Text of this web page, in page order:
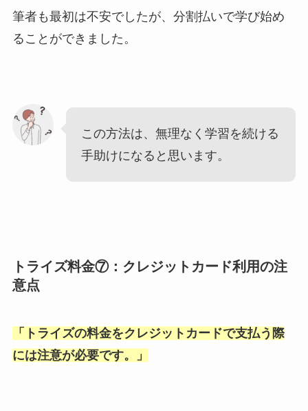
筆者も最初は不安でしたが、分割払いで学び始め
ることができました。
この方法は、無理なく学習を続ける
手助けになると思います。
トライズ料金⑦：クレジットカード利用の注
意点
「
トライズの料金をクレジットカードで支払う際
には注意が必要です。
」